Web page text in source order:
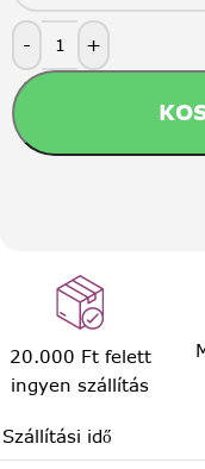
- +
20.000 Ft felett
ingyen szállítás
Szállítási idő